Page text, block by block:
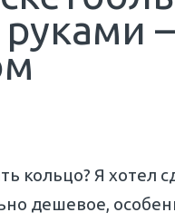
кольцо? Я хотел
дешевое,